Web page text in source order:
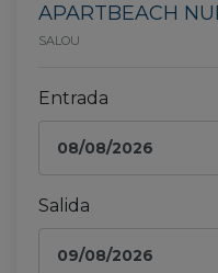
APARTBEACH
SALOU
Entrada
Salida